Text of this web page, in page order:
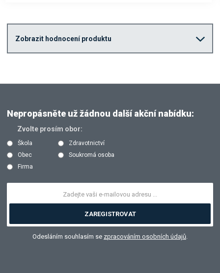
Zobrazit hodnocení produktu
Nepropásněte už žádnou další akční nabídku:
Zvolte prosím obor:
Škola
Zdravotnictví
Obec
Soukromá osoba
Firma
ZAREGISTROVAT
Odesláním souhlasím se zpracováním osobních údajů